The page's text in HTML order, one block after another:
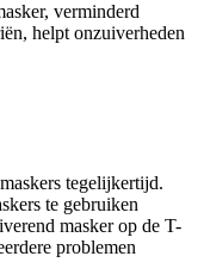
verminderd
helpt onzuiverheden
tegelijkertijd.
te gebruiken
masker op de T-
problemen